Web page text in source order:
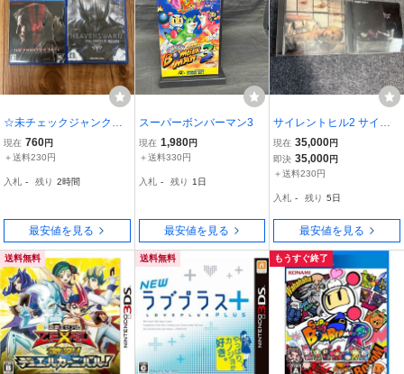
☆未チェックジャンク
【PS4】 メタルギアソリ
ッドV ファントムペイン
ンタジー 蒼天のイシュガ
現在 760円
＋送料230円
入札 - 残り 2時間
最安値を見る
スーパーボンバーマン3
現在 1,980円
＋送料330円
入札 - 残り 1日
最安値を見る
サイレントヒル2 サイレ
ントヒル3 CD サウンドト
ラック
現在 35,000円
即決 35,000円
＋送料230円
入札 - 残り 5日
最安値を見る
送料無料 送料無料 もうすぐ終了